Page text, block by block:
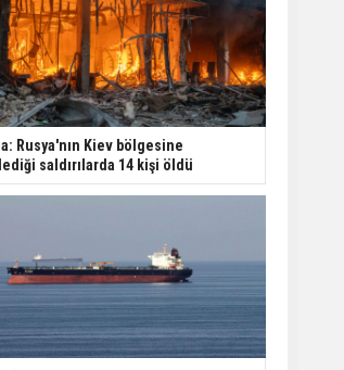
Rusya'nın Kiev bölgesine
saldırılarda 14 kişi öldü